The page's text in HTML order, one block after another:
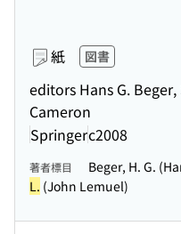
紙 図書
editors Hans G.
Cameron
Springerc2008
著者標目 Beger, H. G.
L. (John Lemuel)